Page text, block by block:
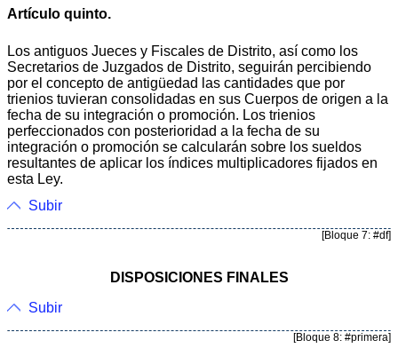
Artículo quinto.
Los antiguos Jueces y Fiscales de Distrito, así como los
Secretarios de Juzgados de Distrito, seguirán percibiendo
por el concepto de antigüedad las cantidades que por
trienios tuvieran consolidadas en sus Cuerpos de origen a la
fecha de su integración o promoción. Los trienios
perfeccionados con posterioridad a la fecha de su
integración o promoción se calcularán sobre los sueldos
resultantes de aplicar los índices multiplicadores fijados en
esta Ley.
Subir
[Bloque 7: #df]
DISPOSICIONES FINALES
Subir
[Bloque 8: #primera]